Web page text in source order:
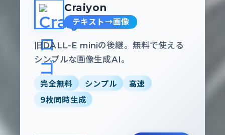
Craiyon
テキスト→画像
旧DALL-E miniの後継。無料で使える
シンプルな画像生成AI。
完全無料 シンプル
高速
9枚同時生成